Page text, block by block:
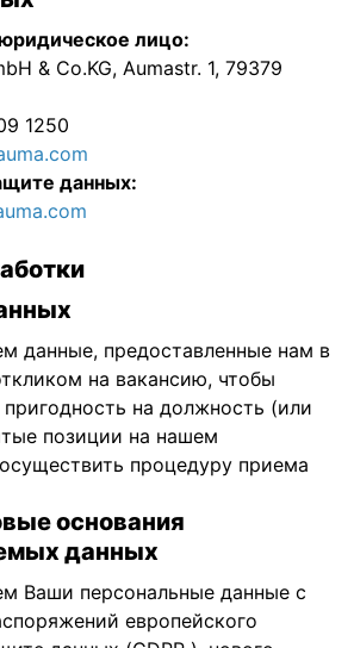
лицо:
& Co.KG, Aumastr. 1, 79379
1250
данных:
данные, предоставленные нам в
на вакансию, чтобы
на должность (или
позиции на нашем
процедуру приема
основания
данных
Ваши персональные данные с
европейского